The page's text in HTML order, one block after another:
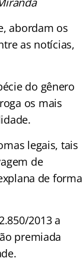
abordam os
as notícias,
do gênero
os mais
legais, tais
de
de forma
2013 a
premiada